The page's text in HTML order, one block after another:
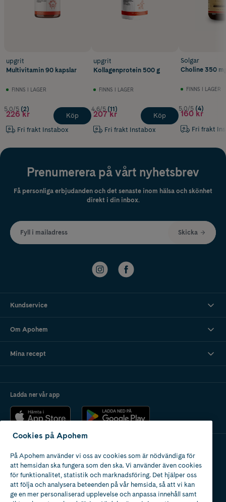
upgrit
Multivitamin 90 kapslar
FINNS I LAGER
5.0/5 (2)
226 kr
Fri frakt Instabox
Köp
upgrit
Kollagenprotein 500 g
FINNS I LAGER
4.6/5 (11)
207 kr
Fri frakt Instabox
Köp
Solgar
Choline 350
FINNS I LAGER
5.0/5 (4)
160 kr
Fri frakt
Prenumerera på vårt nyhetsbrev
Få personliga erbjudanden och det senaste inom hälsa och skönhet
direkt i din inbox.
Fyll i mailadress Skicka
Kundservice
Om Apohem
Mina recept
Ladda ner vår app
Apotek med tillstånd
av Läkemedelsverket
Cookies på Apohem
På Apohem använder vi oss av cookies som är nödvändiga för
att hemsidan ska fungera som den ska. Vi använder även cookies
för funktionalitet, statistik och marknadsföring. Det hjälper oss
att följa och analysera beteenden på vår hemsida, så att vi kan
ge en mer personaliserad upplevelse och anpassa innehåll samt